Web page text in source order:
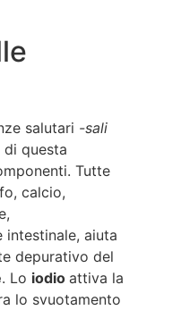
salutari -sali
questa
Tutte
calcio,
aiuta
depurativo del
. Lo iodio attiva la
lo svuotamento